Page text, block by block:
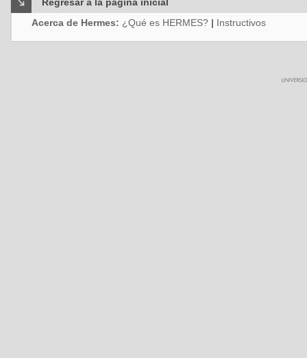
Acerca de Hermes: ¿Qué es HERMES? | Instructivos